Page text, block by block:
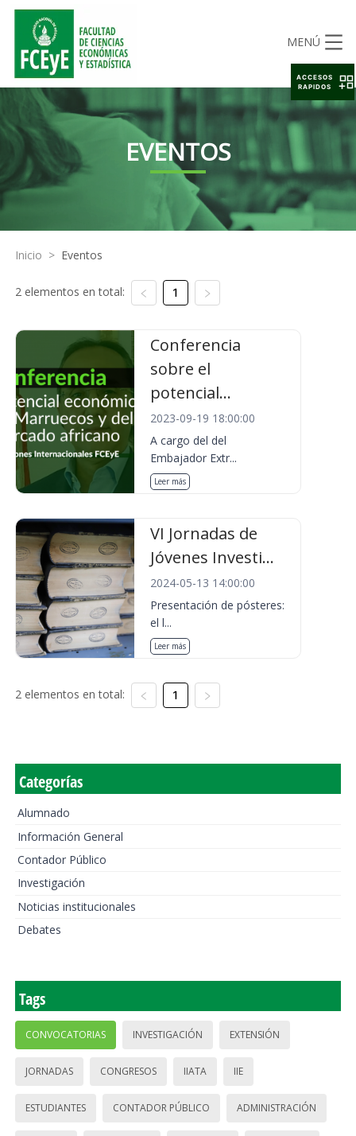
MENÚ
EVENTOS
Inicio > Eventos
2 elementos en total: 1
Conferencia
sobre el
potencial...
2023-09-19 18:00:00
A cargo del del
Embajador Extr...
Leer más
VI Jornadas de
Jóvenes Investi...
2024-05-13 14:00:00
Presentación de pósteres:
el l...
Leer más
2 elementos en total: 1
Categorías
Alumnado
Información General
Contador Público
Investigación
Noticias institucionales
Debates
Tags
CONVOCATORIAS INVESTIGACIÓN EXTENSIÓN
JORNADAS CONGRESOS IIATA IIE
ESTUDIANTES CONTADOR PÚBLICO ADMINISTRACIÓN
ACCESOS
RAPIDOS